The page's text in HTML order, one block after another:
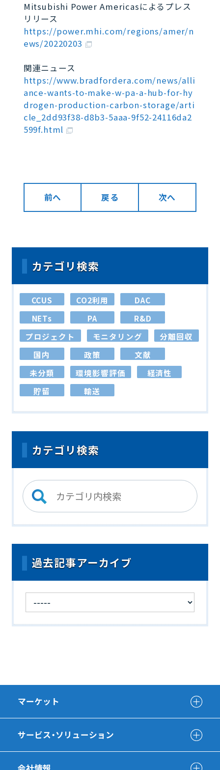
Mitsubishi Power Americasによるプレス
リリース
https://power.mhi.com/regions/amer/n
ews/20220203
関連ニュース
https://www.bradfordera.com/news/alli
ance-wants-to-make-w-pa-a-hub-for-hy
drogen-production-carbon-storage/arti
cle_2dd93f38-d8b3-5aaa-9f52-24116da2
599f.html
前へ 戻る 次へ
カテゴリ検索
CCUS CO2利用
DAC
NETs
PA
R&D
プロジェクト
モニタリング
分離回収
国内
政策
文献
未分類
環境影響評価
経済性
貯留
輸送
カテゴリ検索
過去記事アーカイブ
マーケット
サービス・ソリューション